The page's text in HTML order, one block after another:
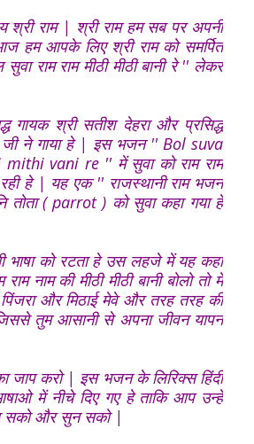
श्री राम | श्री राम हम सब पर अपनी
हम आपके लिए श्री राम को समर्पित
राम राम मीठी मीठी बानी रे '' लेकर
गायक श्री सतीश देहरा और प्रसिद्ध
जी ने गाया हे | इस भजन '' Bol suva
vani re '' में सुवा को राम राम
रही हे | यह एक '' राजस्थानी राम भजन
तोता ( parrot ) को सुवा कहा गया हे
भाषा को रटता हे उस लहजे में यह कहा
नाम की मीठी मीठी बानी बोलो तो में
पिंजरा और मिठाई मेवे और तरह तरह की
तुम आसानी से अपना जीवन यापन
जाप करो | इस भजन के लिरिक्स हिंदी
में नीचे दिए गए हे ताकि आप उन्हें
सको और सुन सको |